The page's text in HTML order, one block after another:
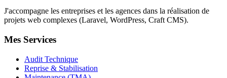
J'accompagne les entreprises et les agences dans la réalisation de
projets web complexes (Laravel, WordPress, Craft CMS).
Mes Services
Audit Technique
Reprise & Stabilisation